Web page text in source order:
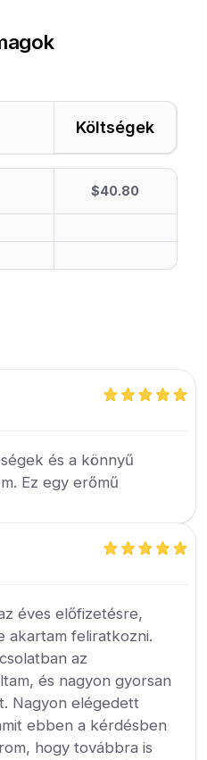
Költségek
$40.80
és a könnyű
Ez egy erőmű
éves előfizetésre,
akartam feliratkozni.
az
és nagyon gyorsan
Nagyon elégedett
ebben a kérdésben
hogy továbbra is